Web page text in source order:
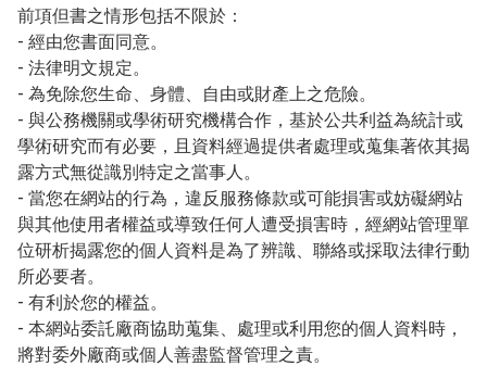
前項但書之情形包括不限於：
- 經由您書面同意。
- 法律明文規定。
- 為免除您生命、身體、自由或財產上之危險。
- 與公務機關或學術研究機構合作，基於公共利益為統計或
學術研究而有必要，且資料經過提供者處理或蒐集著依其揭
露方式無從識別特定之當事人。
- 當您在網站的行為，違反服務條款或可能損害或妨礙網站
與其他使用者權益或導致任何人遭受損害時，經網站管理單
位研析揭露您的個人資料是為了辨識、聯絡或採取法律行動
所必要者。
- 有利於您的權益。
- 本網站委託廠商協助蒐集、處理或利用您的個人資料時，
將對委外廠商或個人善盡監督管理之責。